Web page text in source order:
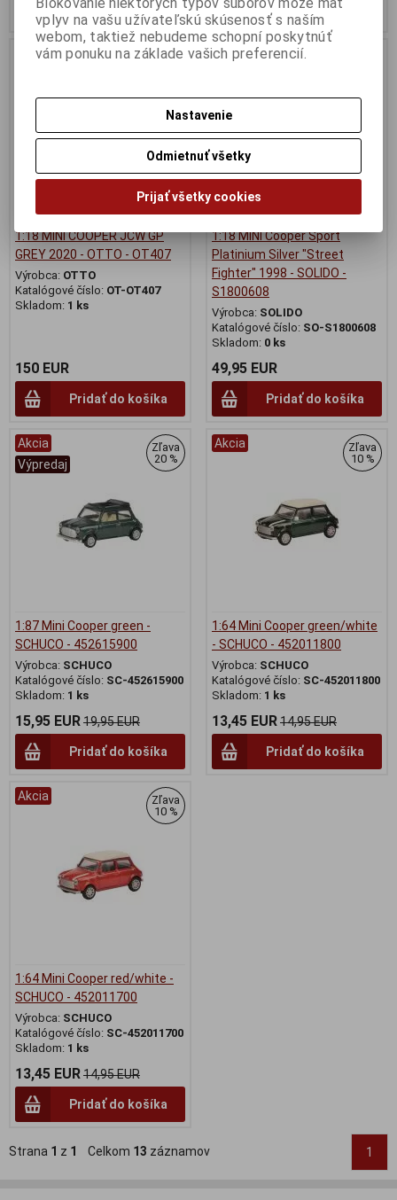
Pridať do košíka Pridať do košíka
1:18 MINI COOPER JCW GP
GREY 2020 - OTTO - OT407
Výrobca: OTTO
Katalógové číslo: OT-OT407
Skladom: 1 ks
150 EUR
Pridať do košíka
Nie ja na sklade
1:18 MINI Cooper Sport
Platinium Silver "Street
Fighter" 1998 - SOLIDO -
S1800608
Výrobca: SOLIDO
Katalógové číslo: SO-S1800608
Skladom: 0 ks
49,95 EUR
Pridať do košíka
Akcia
Výpredaj
Zľava
20 %
1:87 Mini Cooper green -
SCHUCO - 452615900
Výrobca: SCHUCO
Katalógové číslo: SC-452615900
Skladom: 1 ks
15,95 EUR19,95 EUR
Pridať do košíka
Akcia
Zľava
10 %
1:64 Mini Cooper green/white
- SCHUCO - 452011800
Výrobca: SCHUCO
Katalógové číslo: SC-452011800
Skladom: 1 ks
13,45 EUR14,95 EUR
Pridať do košíka
Akcia
Zľava
10 %
1:64 Mini Cooper red/white -
SCHUCO - 452011700
Výrobca: SCHUCO
Katalógové číslo: SC-452011700
Skladom: 1 ks
13,45 EUR14,95 EUR
Pridať do košíka
Strana 1 z 1 Celkom 13 záznamov 1
vplyv na vašu užívateľskú skúsenosť s naším
webom, taktiež nebudeme schopní poskytnúť
vám ponuku na základe vašich preferencií.
Nastavenie
Odmietnuť všetky
Prijať všetky cookies